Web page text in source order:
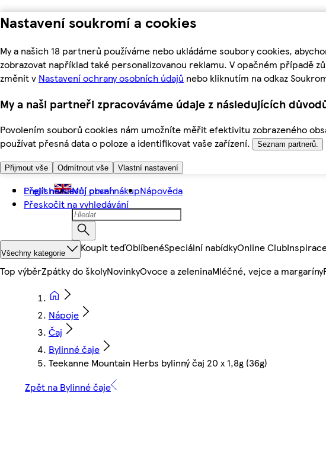
Nastavení soukromí a cookies
My a našich 18 partnerů používáme nebo ukládáme soubory cookies,
zobrazovat například také personalizovanou reklamu. V opačném případě
změnit v Nastavení ochrany osobních údajů nebo kliknutím na odkaz
My a naši partneři zpracováváme údaje z následujících
Povolením souborů cookies nám umožníte měřit efektivitu zobrazeného
používat přesná data o poloze a identifikovat vaše zařízení.
Seznam partnerů.
Přijmout vše Odmítnout vše Vlastní nastavení
Přejít na hlavní obsah
Přeskočit na vyhledávání
English Můj první nákupNápověda
Všechny kategorie Koupit teďOblíbenéSpeciální nabídkyOnline Club
Top výběrZpátky do školyNovinkyOvoce a zeleninaMléčné, vejce a margaríny
Nápoje
Čaj
Bylinné čaje
Teekanne Mountain Herbs bylinný čaj 20 x 1,8g (36g)
Zpět na Bylinné čaje